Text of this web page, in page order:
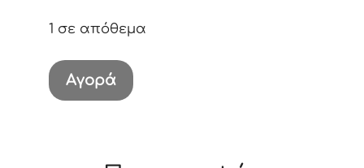
1 σε απόθεμα
Tiana
Figurine
ποσότητα
Αγορά